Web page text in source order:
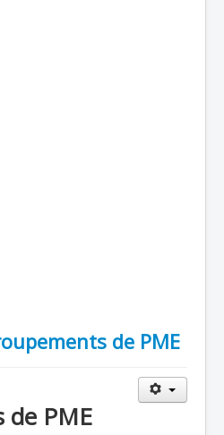
de PME
PME